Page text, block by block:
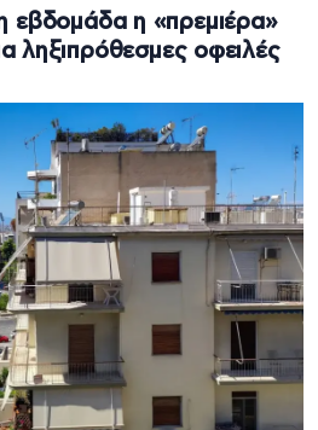
η «πρεμιέρα»
ληξιπρόθεσμες οφειλές